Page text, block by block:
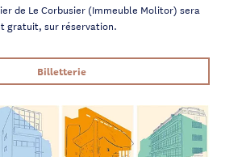
de Le Corbusier (Immeuble Molitor) sera
gratuit, sur réservation.
Billetterie